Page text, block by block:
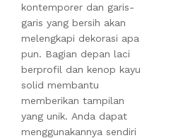
kontemporer dan garis-
garis yang bersih akan
melengkapi dekorasi apa
pun. Bagian depan laci
berprofil dan kenop kayu
solid membantu
memberikan tampilan
yang unik. Anda dapat
menggunakannya sendiri